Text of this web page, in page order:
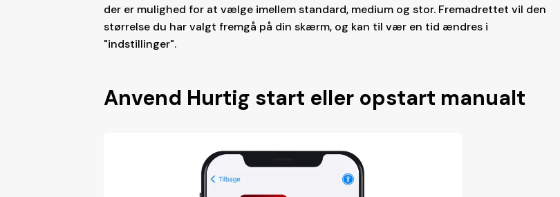
der er mulighed for at vælge imellem standard, medium og stor. Fremadrettet vil den
størrelse du har valgt fremgå på din skærm, og kan til vær en tid ændres i
"indstillinger".
Anvend Hurtig start eller opstart manualt